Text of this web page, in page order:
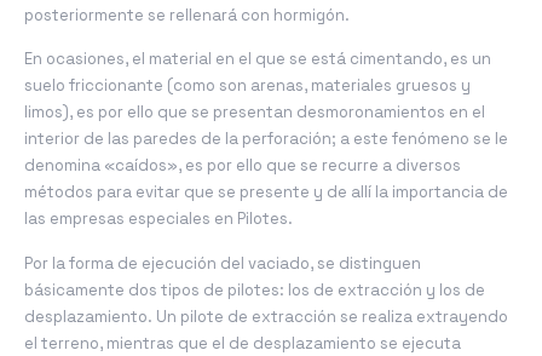
posteriormente se rellenará con hormigón.
En ocasiones, el material en el que se está cimentando, es un
suelo friccionante (como son arenas, materiales gruesos y
limos), es por ello que se presentan desmoronamientos en el
interior de las paredes de la perforación; a este fenómeno se le
denomina «caídos», es por ello que se recurre a diversos
métodos para evitar que se presente y de allí la importancia de
las empresas especiales en Pilotes.
Por la forma de ejecución del vaciado, se distinguen
básicamente dos tipos de pilotes: los de extracción y los de
desplazamiento. Un pilote de extracción se realiza extrayendo
el terreno, mientras que el de desplazamiento se ejecuta